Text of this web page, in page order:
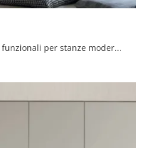
Librerie componibili super funzionali per stanze moderne: scopri di più sul modello Atlante UNIT AT220 della firma Tomasella!